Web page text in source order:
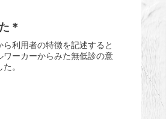
＊
利用者の特徴を記述すると
ーカーからみた無低診の意
。